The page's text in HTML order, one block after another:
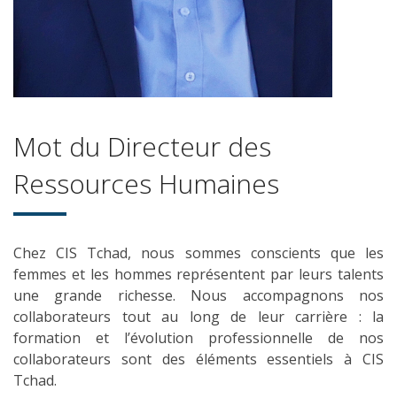
Mot du Directeur des
Ressources Humaines
Chez CIS Tchad, nous sommes conscients que les
femmes et les hommes représentent par leurs talents
une grande richesse. Nous accompagnons nos
collaborateurs tout au long de leur carrière : la
formation et l’évolution professionnelle de nos
collaborateurs sont des éléments essentiels à CIS
Tchad.